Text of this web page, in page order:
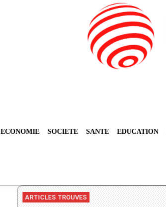
ECONOMIE SOCIETE SANTE EDUCATION
ARTICLES TROUVES